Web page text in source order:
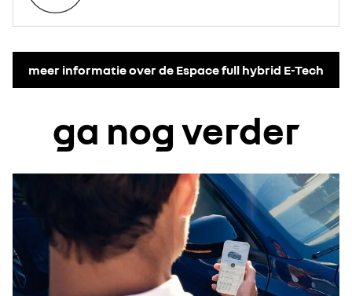
meer informatie over de Espace full hybrid E-Tech
ga nog verder